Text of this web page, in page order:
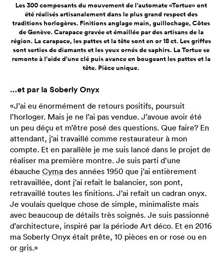
Les 300 composants du mouvement de l’automate «Tortue» ont
été réalisés artisanalement dans le plus grand respect des
traditions horlogères. Finitions anglage main, guillochage, Côtes
de Genève. Carapace gravée et émaillée par des artisans de la
région. La carapace, les pattes et la tête sont en or 18 ct. Les griffes
sont serties de diamants et les yeux ornés de saphirs. La Tortue se
remonte à l’aide d’une clé puis avance en bougeant les pattes et la
tête. Pièce unique.
…et par la Soberly Onyx
«J’ai eu énormément de retours positifs, poursuit
l’horloger. Mais je ne l’ai pas vendue. J’avoue avoir été
un peu déçu et m’être posé des questions. Que faire? En
attendant, j’ai travaillé comme restaurateur à mon
compte. Et en parallèle je me suis lancé dans le projet de
réaliser ma première montre. Je suis parti d’une
ébauche Cyma des années 1950 que j’ai entièrement
retravaillée, dont j’ai refait le balancier, son pont,
retravaillé toutes les finitions. J’ai refait un cadran onyx.
Je voulais quelque chose de simple, minimaliste mais
avec beaucoup de détails très soignés. Je suis passionné
d’architecture, inspiré par la période Art déco. Et en 2016
ma Soberly Onyx était prête, 10 pièces en or rose ou en
or gris.»